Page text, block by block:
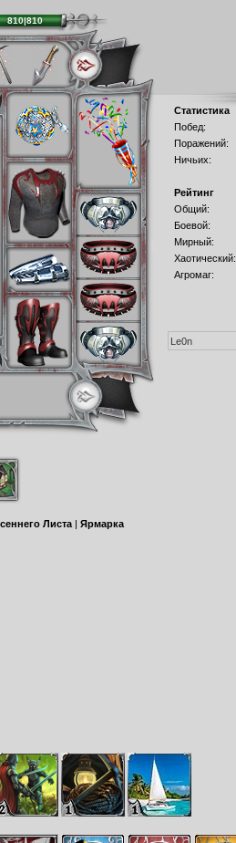
Статистика
Побед:
Поражений:
Ничьих:
Рейтинг
Общий:
Боевой:
Мирный:
Хаотический:
Агромаг:
Листа| Ярмарка
810|810